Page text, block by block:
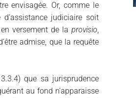
envisagée. Or, comme le
judiciaire soit
versement de la provisio,
admise, que la requête
que sa jurisprudence
au fond n’apparaisse